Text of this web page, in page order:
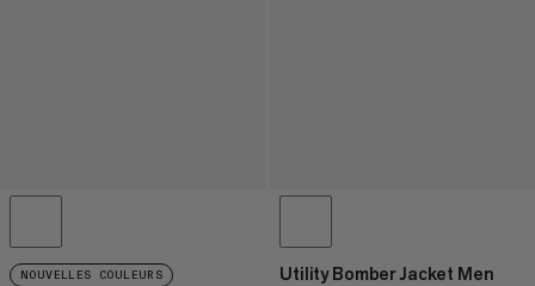
NOUVELLES COULEURS Utility Bomber Jacket Men